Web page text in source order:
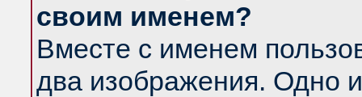
своим именем?
Вместе с именем
два изображения. Одно